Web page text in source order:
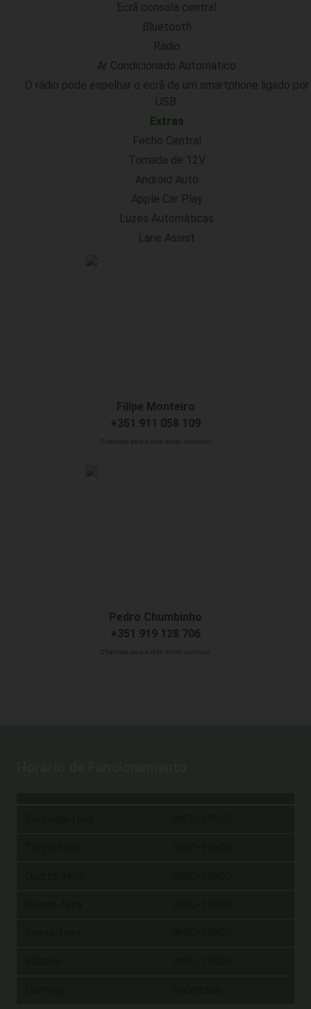
Ecrã consola central
Bluetooth
Rádio
Ar Condicionado Automático
O rádio pode espelhar o ecrã de um smartphone ligado por
USB.
Extras
Fecho Central
Tomada de 12V
Android Auto
Apple Car Play
Luzes Automáticas
Lane Assist
Filipe Monteiro
+351 911 058 109
Chamada para a rede móvel nacional
Pedro Chumbinho
+351 919 128 706
Chamada para a rede móvel nacional